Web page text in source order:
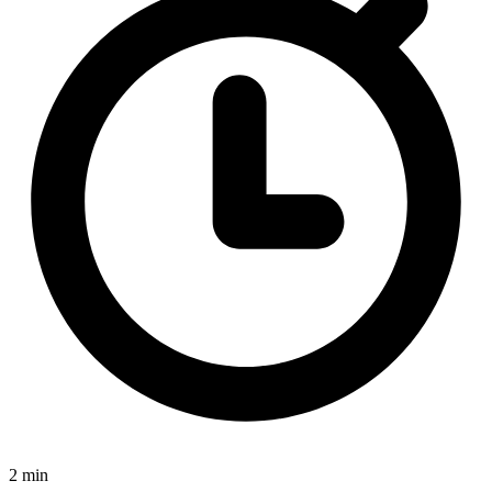
2 min